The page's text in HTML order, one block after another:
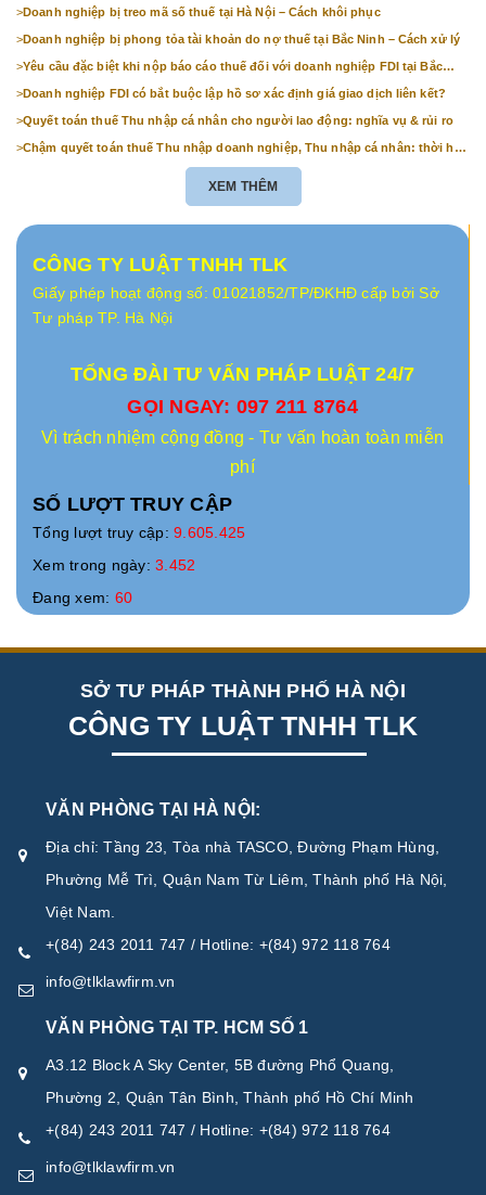
>Doanh nghiệp bị treo mã số thuế tại Hà Nội – Cách khôi phục
>Doanh nghiệp bị phong tỏa tài khoản do nợ thuế tại Bắc Ninh – Cách xử lý
>Yêu cầu đặc biệt khi nộp báo cáo thuế đối với doanh nghiệp FDI tại Bắc
>Doanh nghiệp FDI có bắt buộc lập hồ sơ xác định giá giao dịch liên kết?
>Quyết toán thuế Thu nhập cá nhân cho người lao động: nghĩa vụ & rủi ro
>Chậm quyết toán thuế Thu nhập doanh nghiệp, Thu nhập cá nhân: thời hạn
XEM THÊM
CÔNG TY LUẬT TNHH TLK
Giấy phép hoạt động số: 01021852/TP/ĐKHĐ cấp bởi Sở
Tư pháp TP. Hà Nội
TỔNG ĐÀI TƯ VẤN PHÁP LUẬT 24/7
GỌI NGAY: 097 211 8764
Vì trách nhiệm cộng đồng - Tư vấn hoàn toàn miễn
phí
SỐ LƯỢT TRUY CẬP
Tổng lượt truy cập: 9.605.425
Xem trong ngày: 3.452
Đang xem: 60
SỞ TƯ PHÁP THÀNH PHỐ HÀ NỘI
CÔNG TY LUẬT TNHH TLK
VĂN PHÒNG TẠI HÀ NỘI:
Địa chỉ: Tầng 23, Tòa nhà TASCO, Đường Phạm Hùng,
Phường Mễ Trì, Quận Nam Từ Liêm, Thành phố Hà Nội,
Việt Nam.
+(84) 243 2011 747 / Hotline: +(84) 972 118 764
info@tlklawfirm.vn
VĂN PHÒNG TẠI TP. HCM SỐ 1
A3.12 Block A Sky Center, 5B đường Phổ Quang,
Phường 2, Quận Tân Bình, Thành phố Hồ Chí Minh
+(84) 243 2011 747 / Hotline: +(84) 972 118 764
info@tlklawfirm.vn